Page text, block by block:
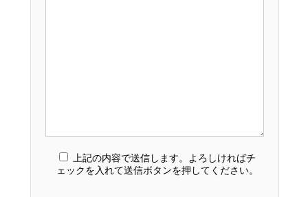
上記の内容で送信します。よろしければチ
ェックを入れて送信ボタンを押してください。